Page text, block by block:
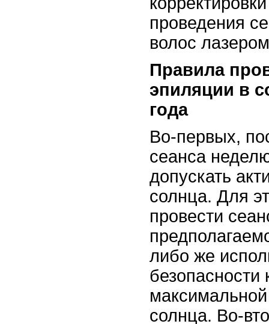
проведения
волос
Правила
эпиляции в
года
Во-первых,
сеанса
допускать
солнца. Для
провести
либо же
безопасности
солнца. Во-